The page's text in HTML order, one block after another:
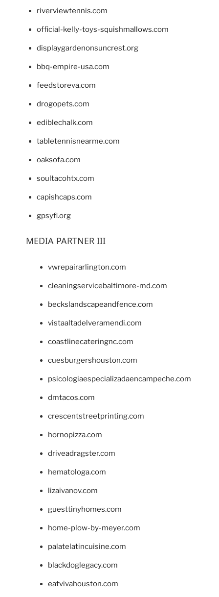
riverviewtennis.com
official-kelly-toys-squishmallows.com
displaygardenonsuncrest.org
bbq-empire-usa.com
feedstoreva.com
drogopets.com
ediblechalk.com
tabletennisnearme.com
oaksofa.com
soultacohtx.com
capishcaps.com
gpsyfl.org
MEDIA PARTNER III
vwrepairarlington.com
cleaningservicebaltimore-md.com
beckslandscapeandfence.com
vistaaltadelveramendi.com
coastlinecateringnc.com
cuesburgershouston.com
psicologiaespecializadaencampeche.com
dmtacos.com
crescentstreetprinting.com
hornopizza.com
driveadragster.com
hematologa.com
lizaivanov.com
guesttinyhomes.com
home-plow-by-meyer.com
palatelatincuisine.com
blackdoglegacy.com
eatvivahouston.com